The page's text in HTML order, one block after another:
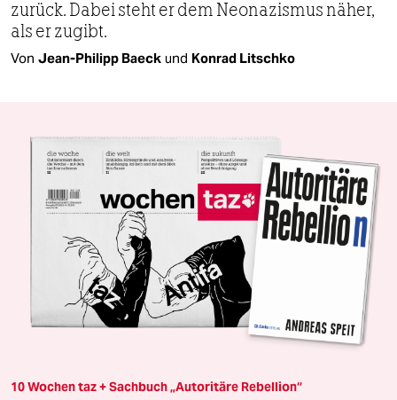
zurück. Dabei steht er dem Neonazismus näher,
als er zugibt.
Von Jean-Philipp Baeck und Konrad Litschko
10 Wochen taz + Sachbuch „Autoritäre Rebellion“